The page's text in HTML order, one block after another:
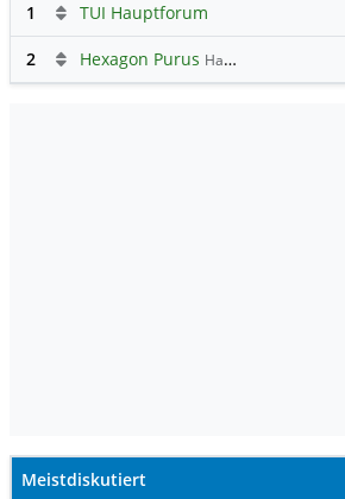
1
TUI Hauptforum
2 Hexagon Purus Hauptdiskussion
Meistdiskutiert